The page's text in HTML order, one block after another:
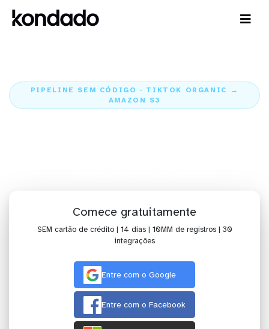
PIPELINE SEM CÓDIGO · TIKTOK ORGANIC →
AMAZON S3
Comece gratuitamente
SEM cartão de crédito | 14 dias | 10MM de registros | 30
integrações
Entre com o Google
Entre com o Facebook